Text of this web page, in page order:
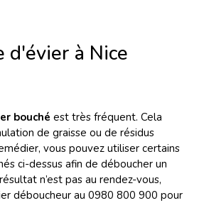
d'évier à Nice
bouché est très fréquent. Cela
de graisse ou de résidus
vous pouvez utiliser certains
ci-dessus afin de déboucher un
n’est pas au rendez-vous,
déboucheur au 0980 800 900 pour